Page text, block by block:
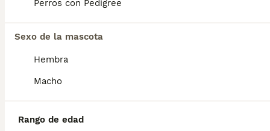
Perros con Pedigree
Sexo de la mascota
Hembra
Macho
Rango de edad
¿Cómo es el carácter del
Bullmastiff con los niños?